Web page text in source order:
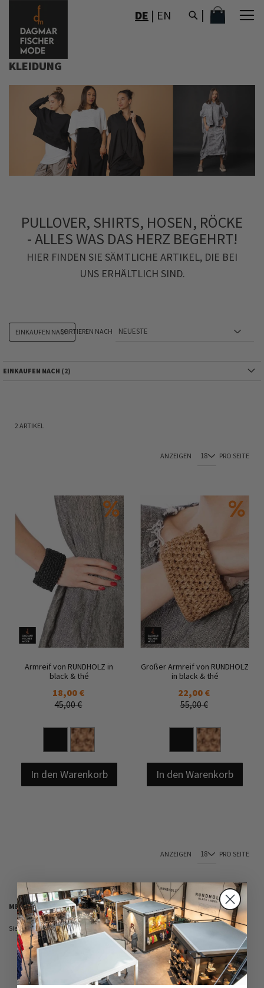
ZUM
DE | EN MEIN
KLEIDUNG
PULLOVER, SHIRTS, HOSEN, RÖCKE
- ALLES WAS DAS HERZ BEGEHRT!
HIER FINDEN SIE SÄMTLICHE ARTIKEL, DIE BEI
UNS ERHÄLTLICH SIND.
2 ARTIKEL
SORTIEREN NACH
ANZEIGEN PRO SEITE
Armreif von RUNDHOLZ in
black & thé
18,00 €
45,00 €
In den Warenkorb
Großer Armreif von RUNDHOLZ
in black & thé
22,00 €
55,00 €
In den Warenkorb
ANZEIGEN PRO SEITE
EINKAUFEN NACH
EINKAUFEN NACH
MEIN WUNSCHZETTEL
Sie haben keine Artikel auf Ihrem Wunschzettel.